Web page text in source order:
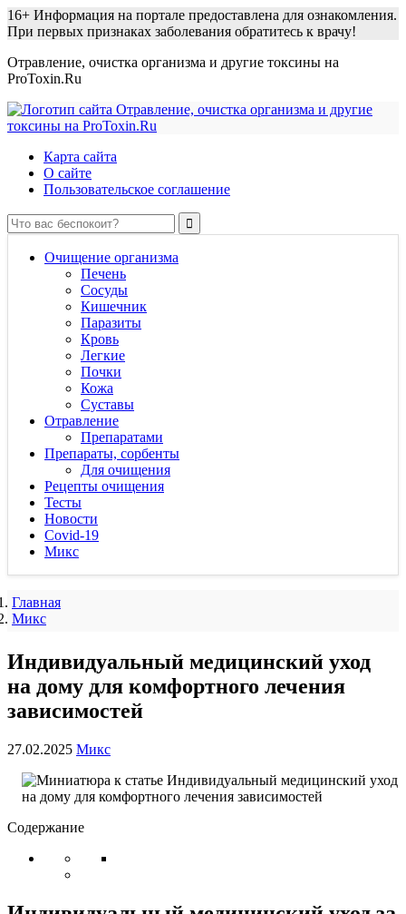
16+ Информация на портале предоставлена для ознакомления.
При первых признаках заболевания обратитесь к врачу!
Отравление, очистка организма и другие токсины на
ProToxin.Ru
Карта сайта
О сайте
Пользовательское соглашение
Очищение организма
Печень
Сосуды
Кишечник
Паразиты
Кровь
Легкие
Почки
Кожа
Суставы
Отравление
Препаратами
Препараты, сорбенты
Для очищения
Рецепты очищения
Тесты
Новости
Covid-19
Микс
Главная
Микс
Индивидуальный медицинский уход
на дому для комфортного лечения
зависимостей
27.02.2025 Микс
Содержание